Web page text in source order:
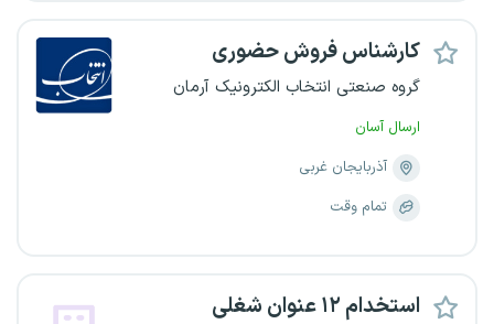
کارشناس فروش حضوری
گروه صنعتی انتخاب الکترونیک آرمان
ارسال آسان
آذربایجان غربی
تمام وقت
استخدام ۱۲ عنوان شغلی